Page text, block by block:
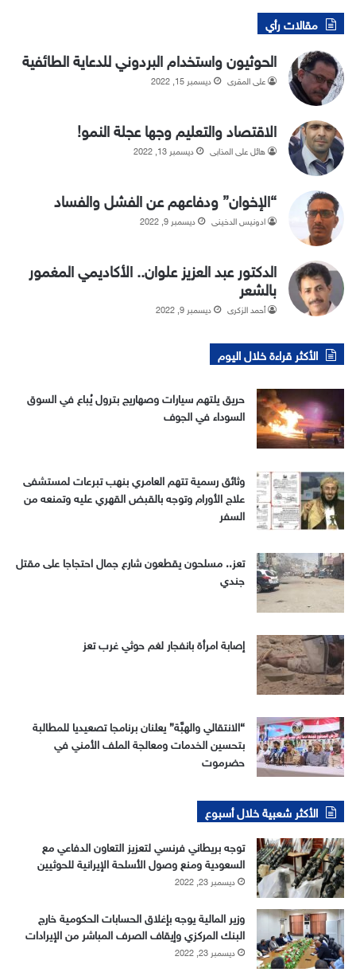
مقالات رأي
الحوثيون واستخدام البردوني للدعاية الطائفية
علي المقري ديسمبر 15, 2022
الاقتصاد والتعليم وجها عجلة النمو!
هائل علي المذابي ديسمبر 13, 2022
“الإخوان” ودفاعهم عن الفشل والفساد
ادونيس الدخيني ديسمبر 9, 2022
الدكتور عبد العزيز علوان.. الأكاديمي المغمور
بالشعر
أحمد الزكري ديسمبر 9, 2022
الأكثر قراءة خلال اليوم
حريق يلتهم سيارات وصهاريج بترول يُباع في السوق
السوداء في الجوف
وثائق رسمية تتهم العامري بنهب تبرعات لمستشفى
علاج الأورام وتوجه بالقبض القهري عليه وتمنعه من
السفر
تعز.. مسلحون يقطعون شارع جمال احتجاجا على مقتل
جندي
إصابة امرأة بانفجار لغم حوثي غرب تعز
“الانتقالي والهبَّة” يعلنان برنامجا تصعيديا للمطالبة
بتحسين الخدمات ومعالجة الملف الأمني في
حضرموت
الأكثر شعبية خلال أسبوع
توجه بريطاني فرنسي لتعزيز التعاون الدفاعي مع
السعودية ومنع وصول الأسلحة الإيرانية للحوثيين
ديسمبر 23, 2022
وزير المالية يوجه بإغلاق الحسابات الحكومية خارج
البنك المركزي وإيقاف الصرف المباشر من الإيرادات
ديسمبر 23, 2022